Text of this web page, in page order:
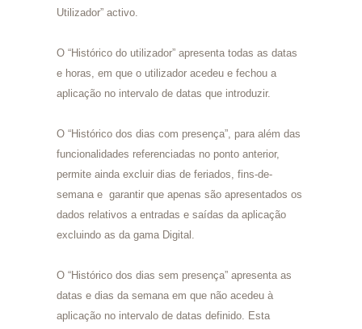
Utilizador” activo.
O “Histórico do utilizador” apresenta todas as datas
e horas, em que o utilizador acedeu e fechou a
aplicação no intervalo de datas que introduzir.
O “Histórico dos dias com presença”, para além das
funcionalidades referenciadas no ponto anterior,
permite ainda excluir dias de feriados, fins-de-
semana e garantir que apenas são apresentados os
dados relativos a entradas e saídas da aplicação
excluindo as da gama Digital.
O “Histórico dos dias sem presença” apresenta as
datas e dias da semana em que não acedeu à
aplicação no intervalo de datas definido. Esta